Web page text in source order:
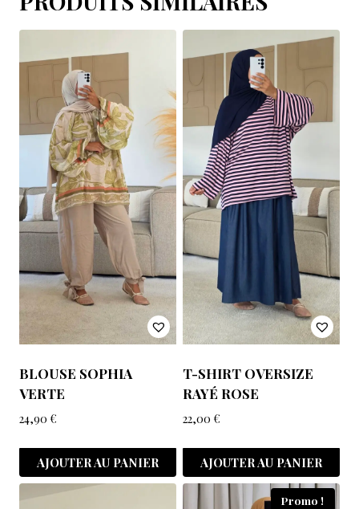
BLOUSE SOPHIA
VERTE
24,90 €
AJOUTER AU PANIER
T-SHIRT OVERSIZE
RAYÉ ROSE
22,00 €
AJOUTER AU PANIER
Promo !